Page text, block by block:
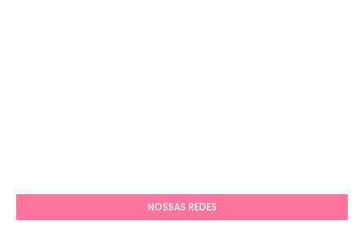
NOSSAS REDES